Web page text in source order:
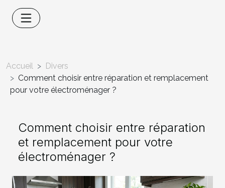
Accueil
Divers
Comment choisir entre réparation et remplacement
pour votre électroménager ?
Comment choisir entre réparation
et remplacement pour votre
électroménager ?